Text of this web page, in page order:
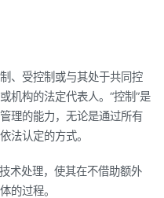
、受控制或与其处于共同控
机构的法定代表人。“控制”是
理的能力，无论是通过所有
法认定的方式。
术处理，使其在不借助额外
的过程。